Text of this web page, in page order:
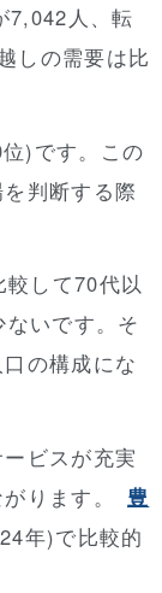
7,042人、転
しの需要は比
)です。この
判断する際
して70代以
いです。そ
の構成にな
ビスが充実
ります。
豊
年)で比較的